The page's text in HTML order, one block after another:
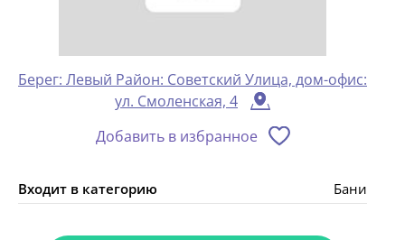
Берег: Левый Район: Советский Улица, дом-офис:
ул. Смоленская, 4
Добавить в избранное
Входит в категорию Бани